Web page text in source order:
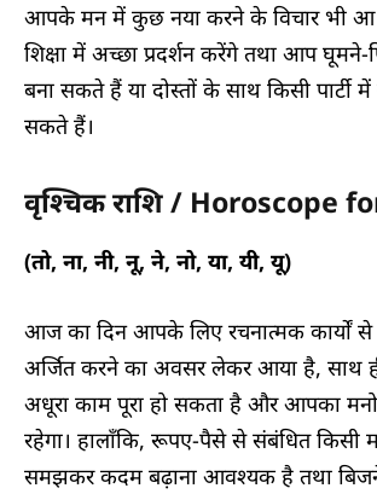
आपके मन में कुछ नया करने के विचार भी आ
शिक्षा में अच्छा प्रदर्शन करेंगे तथा आप घूमने-
बना सकते हैं या दोस्तों के साथ किसी पार्टी
सकते हैं।
वृश्चिक राशि / Horoscope
(तो, ना, नी, नू, ने, नो, या, यी, यू)
आज का दिन आपके लिए रचनात्मक कार्यों से
अर्जित करने का अवसर लेकर आया है, साथ
अधूरा काम पूरा हो सकता है और आपका
रहेगा। हालाँकि, रूपए-पैसे से संबंधित किसी
समझकर कदम बढ़ाना आवश्यक है तथा